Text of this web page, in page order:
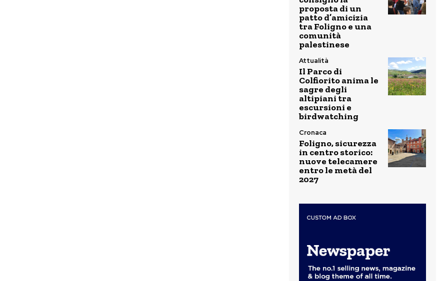
proposta di un
patto d’amicizia
tra Foligno e una
comunità
palestinese
Attualità
Il Parco di
Colfiorito anima le
sagre degli
altipiani tra
escursioni e
birdwatching
Cronaca
Foligno, sicurezza
in centro storico:
nuove telecamere
entro le metà del
2027